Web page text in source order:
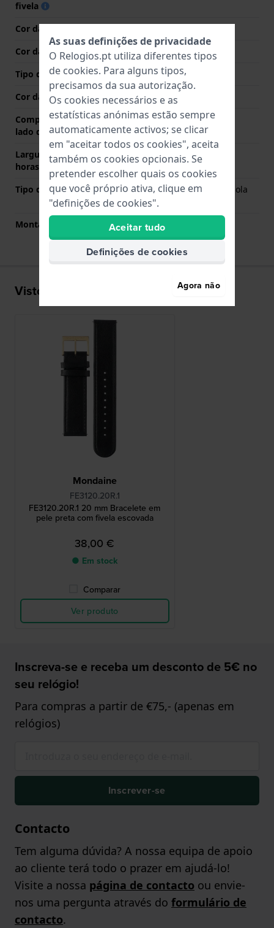
fivela
Cor da bracelete
Cor das costuras
Preto
Tipo de Fecho
Fecho
Cor da fivela
Ouro
Comprimento de banda no
lado das 12 horas
75 mm
Largura de banda lado 6
horas (mm)
120 mm
Tipo de montagem
Pinos carregados por mola
de liberação rápida
Montagem Reta
Sim
Visto recentemente
Mondaine
FE3120.20R.1
FE3120.20R.1 20 mm Bracelete em
pele preta com fivela escovada
38,00 €
● Em stock
Comparar
Ver produto
Inscreva-se e receba um desconto de 5€ no
seu relógio!
Para compras a partir de €75,- (apenas em
relógios)
Inscrever-se
Contacto
Tem alguma dúvida? A nossa equipa de apoio
ao cliente terá todo o prazer em ajudá-lo!
Visite a nossa página de contacto ou envie-
nos uma pergunta através do formulário de
contacto.
As suas definições de privacidade
O Relogios.pt utiliza diferentes tipos
de cookies. Para alguns tipos,
precisamos da sua autorização.
Os cookies necessários e as
estatísticas anónimas estão sempre
automaticamente activos; se clicar
em "aceitar todos os cookies", aceita
também os cookies opcionais. Se
pretender escolher quais os cookies
que você próprio ativa, clique em
"definições de cookies".
Aceitar tudo
Definições de cookies
Agora não